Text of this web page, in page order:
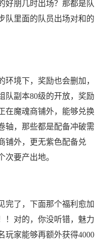
好朋几时出场？那都是队
队里面的队员出场对和的
境下，奖励也会删加，
队副本80级的开放，奖励
在魔魂商铺外，能够兑换
轴，那些都是配备冲破需
铺外，更无紫色配备兑
次要产出地。
了，下面那个福利愈加
！对的，你没听错，魅力
玩家能够再额外获得4000